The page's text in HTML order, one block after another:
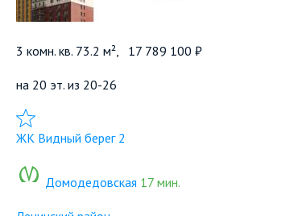
3 комн. кв. 73.2 м², 17 789 100 ₽
на 20 эт. из 20-26
Добавить в избранное
ЖК Видный берег 2
Домодедовская 17 мин.